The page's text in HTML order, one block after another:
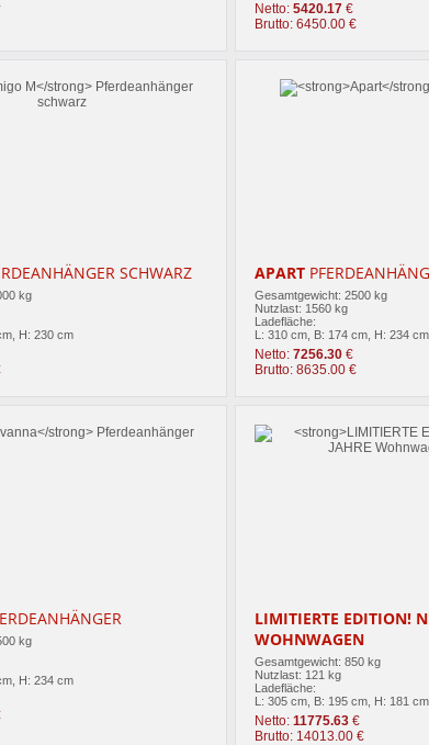
Netto: 5420.17 €
Brutto: 6450.00 €
SCHWARZ
kg
H: 230 cm
APART
Gesamtgewicht: 2500 kg
Nutzlast: 1560 kg
Ladefläche:
L: 310 cm, B: 174 cm, H: 234 cm
Netto: 7256.30 €
Brutto: 8635.00 €
kg
H: 234 cm
LIMITIERTE EDITION!
WOHNWAGEN
Gesamtgewicht: 850 kg
Nutzlast: 121 kg
Ladefläche:
L: 305 cm, B: 195 cm, H: 181 cm
Netto: 11775.63 €
Brutto: 14013.00 €